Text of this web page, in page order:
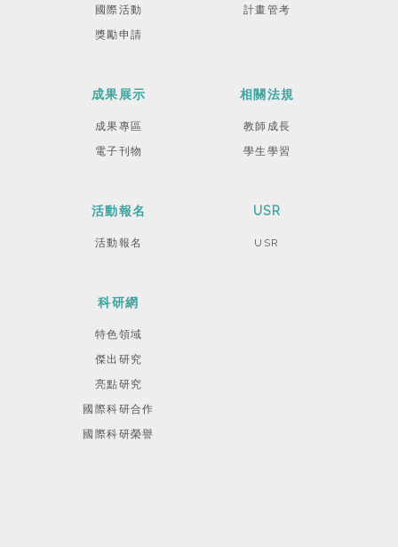
國際活動
獎勵申請
計畫管考
成果展示
成果專區
電子刊物
相關法規
教師成長
學生學習
活動報名
活動報名
USR
USR
科研網
特色領域
傑出研究
亮點研究
國際科研合作
國際科研榮譽